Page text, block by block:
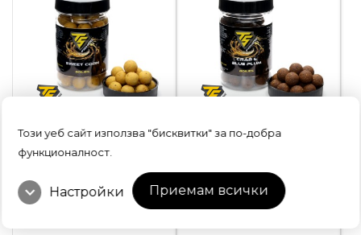
Този уеб сайт използва "бисквитки" за по-добра
функционалност.
Приемам всички
expand_more Настройки
Протеинови Топчета TS
fishing Hookbaits 16mm,
Протеинови Топчета TS